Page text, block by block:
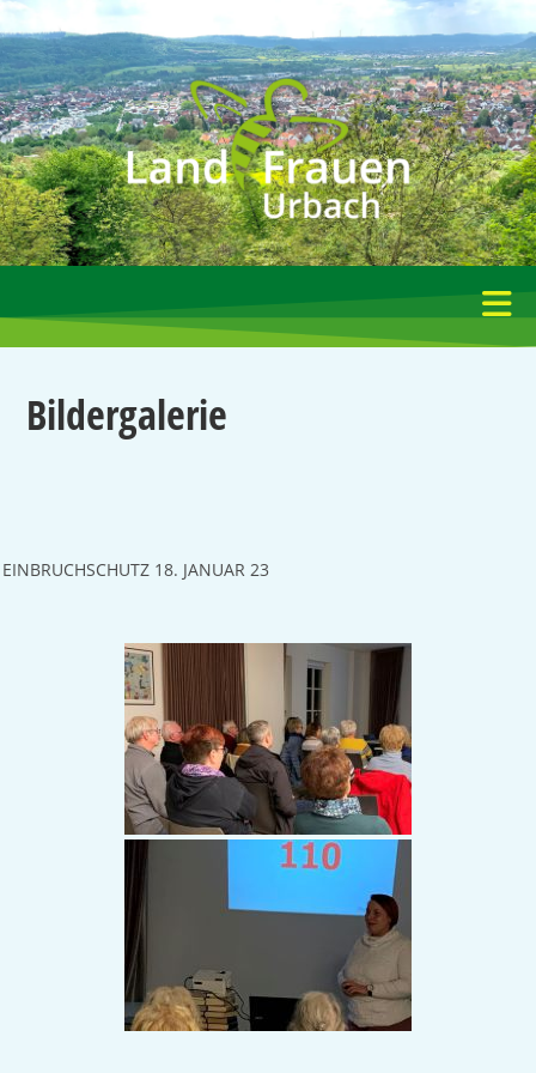
Bildergalerie
EINBRUCHSCHUTZ 18. JANUAR 23